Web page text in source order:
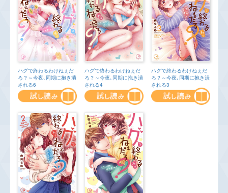
ハグで終わるわけねぇだ
ろ？～今夜､同期に抱き潰
される6
ハグで終わるわけねぇだ
ろ？～今夜､同期に抱き潰
される4
ハグで終わるわけねぇだ
ろ？～今夜､同期に抱き潰
される3